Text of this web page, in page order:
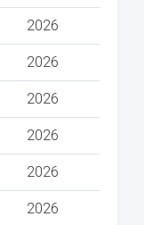
2026
2026
2026
2026
2026
2026